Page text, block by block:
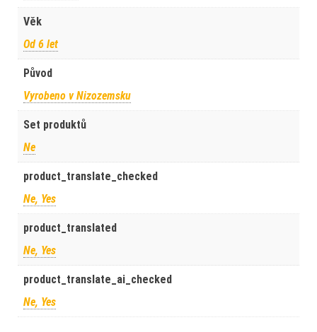
Věk
Od 6 let
Původ
Vyrobeno v Nizozemsku
Set produktů
Ne
product_translate_checked
Ne, Yes
product_translated
Ne, Yes
product_translate_ai_checked
Ne, Yes